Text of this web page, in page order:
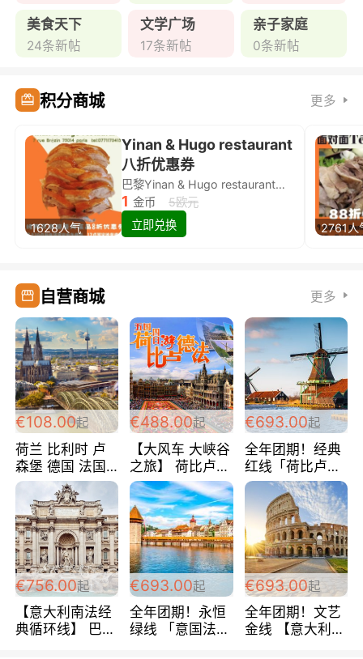
美食天下
24条新帖
文学广场
17条新帖
亲子家庭
0条新帖
积分商城 更多
1628人气
Yinan & Hugo restaurant
八折优惠券
巴黎Yinan & Hugo restaurant除简餐类全场8折
1 金币
5欧元
立即兑换
2761人
自营商城 更多
€108.00起
荷兰 比利时 卢
森堡 德国 法国
超爽玩遍西欧 循
环线 全程四星宾
馆 108欧/人/天
€488.00起
【大风车 大峡谷
之旅】 荷比卢德
法 巴黎上下 经
典五国四日游
488欧/人
€693.00起
全年团期！经典
红线「荷比卢德
法」七天循环 五
国 仅售99欧/人/
天！巴黎上下！
包拼房~
€756.00起
【意大利南法经
典循环线】 巴黎
€693.00起
全年团期！永恒
绿线 「意国法
€693.00起
全年团期！文艺
金线 【意大利一